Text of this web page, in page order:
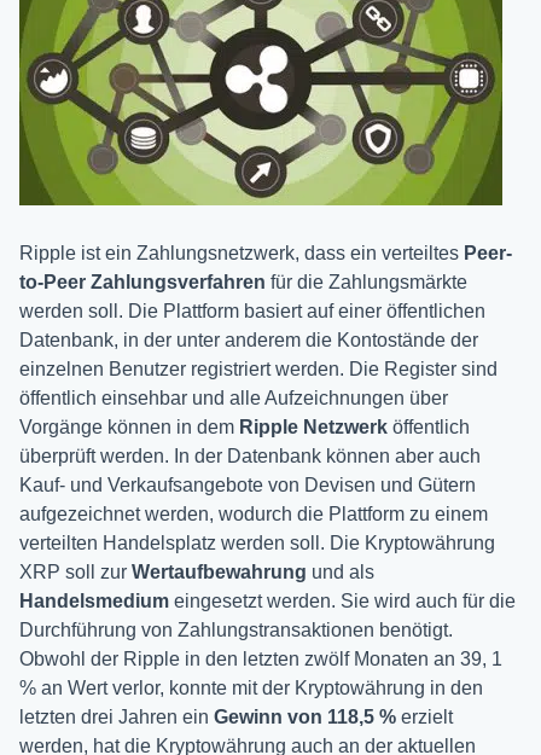
Ripple ist ein Zahlungsnetzwerk, dass ein verteiltes Peer-
to-Peer Zahlungsverfahren für die Zahlungsmärkte
werden soll. Die Plattform basiert auf einer öffentlichen
Datenbank, in der unter anderem die Kontostände der
einzelnen Benutzer registriert werden. Die Register sind
öffentlich einsehbar und alle Aufzeichnungen über
Vorgänge können in dem Ripple Netzwerk öffentlich
überprüft werden. In der Datenbank können aber auch
Kauf- und Verkaufsangebote von Devisen und Gütern
aufgezeichnet werden, wodurch die Plattform zu einem
verteilten Handelsplatz werden soll. Die Kryptowährung
XRP soll zur Wertaufbewahrung und als
Handelsmedium eingesetzt werden. Sie wird auch für die
Durchführung von Zahlungstransaktionen benötigt.
Obwohl der Ripple in den letzten zwölf Monaten an 39, 1
% an Wert verlor, konnte mit der Kryptowährung in den
letzten drei Jahren ein Gewinn von 118,5 % erzielt
werden, hat die Kryptowährung auch an der aktuellen